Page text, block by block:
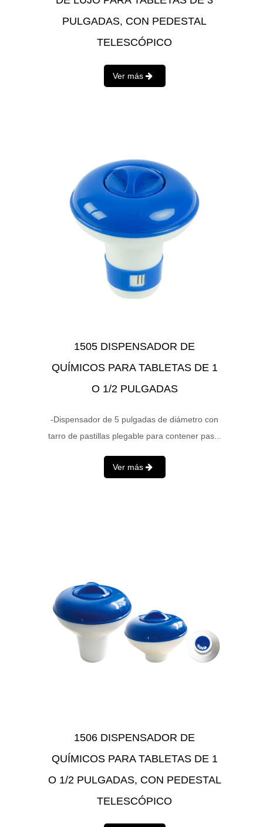
PULGADAS, CON PEDESTAL
TELESCÓPICO
Ver más
1505 DISPENSADOR DE
QUÍMICOS PARA TABLETAS DE 1
O 1/2 PULGADAS
-Dispensador de 5 pulgadas de diámetro con
tarro de pastillas plegable para contener pas...
Ver más
1506 DISPENSADOR DE
QUÍMICOS PARA TABLETAS DE 1
O 1/2 PULGADAS, CON PEDESTAL
TELESCÓPICO